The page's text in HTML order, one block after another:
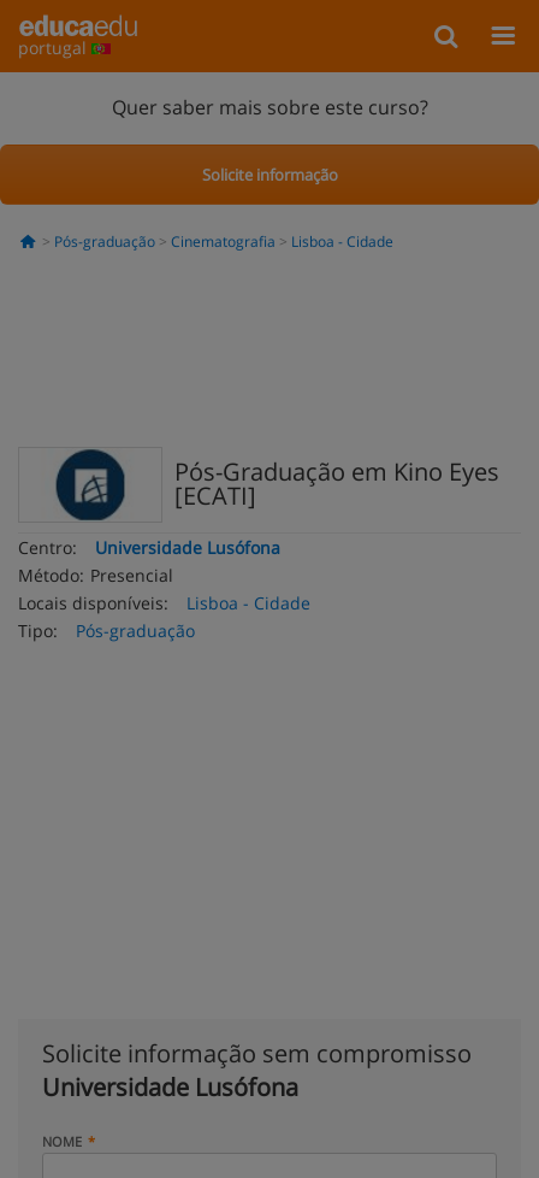
portugal
Quer saber mais sobre este curso?
Solicite informação
Pós-graduação Cinematografia Lisboa - Cidade
Pós-Graduação em Kino Eyes
[ECATI]
Centro:
Universidade Lusófona
Método: Presencial
Locais disponíveis:
Lisboa - Cidade
Tipo:
Pós-graduação
Solicite informação sem compromisso
Universidade Lusófona
NOME